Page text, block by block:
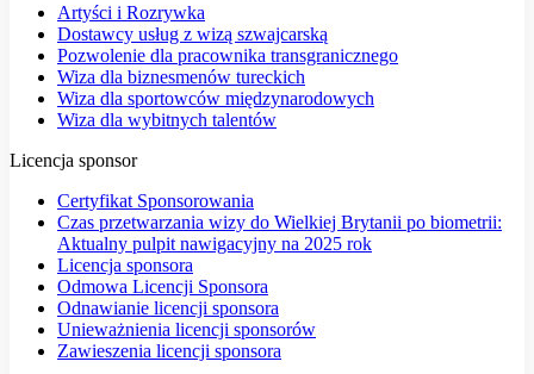
Artyści i Rozrywka
Dostawcy usług z wizą szwajcarską
Pozwolenie dla pracownika transgranicznego
Wiza dla biznesmenów tureckich
Wiza dla sportowców międzynarodowych
Wiza dla wybitnych talentów
Licencja sponsor
Certyfikat Sponsorowania
Czas przetwarzania wizy do Wielkiej Brytanii po biometrii:
Aktualny pulpit nawigacyjny na 2025 rok
Licencja sponsora
Odmowa Licencji Sponsora
Odnawianie licencji sponsora
Unieważnienia licencji sponsorów
Zawieszenia licencji sponsora